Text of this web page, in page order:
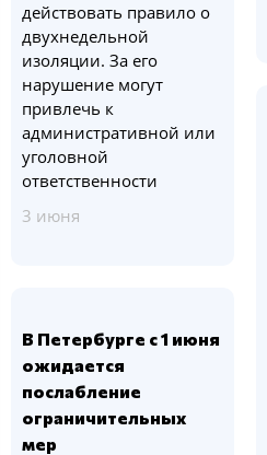
действовать правило о
двухнедельной
изоляции. За его
нарушение могут
привлечь к
административной или
уголовной
ответственности
3 июня
В Петербурге с 1 июня
ожидается
послабление
ограничительных
мер